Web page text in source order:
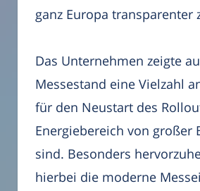
ganz Europa transparenter
Das Unternehmen zeigte
Messestand eine Vielzahl
für den Neustart des
Energiebereich von großer
sind. Besonders
hierbei die moderne